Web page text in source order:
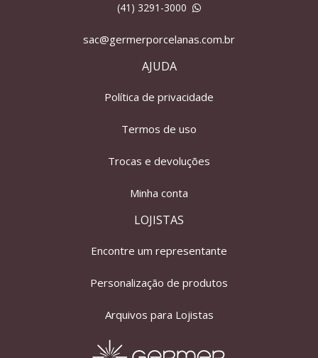
(41) 3291-3000
sac@germerporcelanas.com.br
AJUDA
Política de privacidade
Termos de uso
Trocas e devoluções
Minha conta
LOJISTAS
Encontre um representante
Personalização de produtos
Arquivos para Lojistas